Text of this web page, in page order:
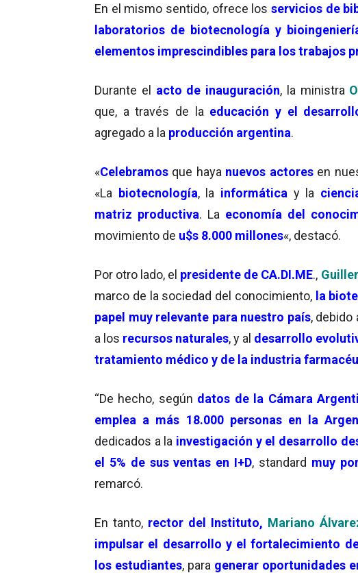
En el mismo sentido, ofrece los servicios de
laboratorios de biotecnología y
elementos imprescindibles para los trabajos
Durante el acto de inauguración, la ministra
que, a través de la educación y el
agregado a la producción argentina.
«Celebramos que haya nuevos actores en
«La biotecnología, la informática y la
matriz productiva. La economía del
movimiento de u$s 8.000 millones«, destacó.
Por otro lado, el presidente de CA.DI.ME.,
marco de la sociedad del conocimiento, la
papel muy relevante para nuestro país, debido
a los recursos naturales, y al desarrollo
tratamiento médico y de la industria
“De hecho, según datos de la Cámara
emplea a más 18.000 personas en la
dedicados a la investigación y el desarrollo
el 5% de sus ventas en I+D, standard muy
remarcó.
En tanto, rector del Instituto, Mariano
impulsar el desarrollo y el fortalecimiento
los estudiantes, para generar oportunidades